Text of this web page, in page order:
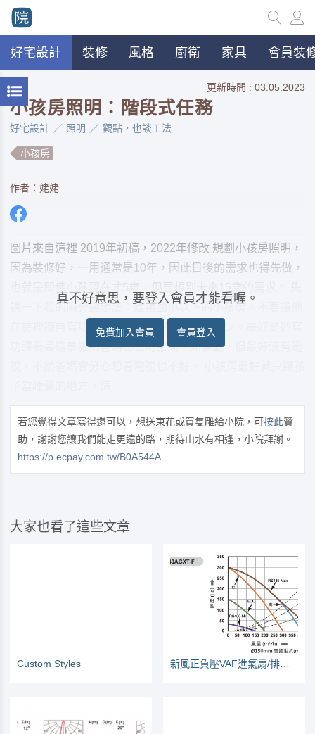
好宅設計 裝修 風格 廚衛 家具 會員裝
更新時間 : 03.05.2023
小孩房照明：階段式任務
好宅設計 照明 觀點，也談工法
小孩房
作者：姥姥
圖片來自這裡 2019年初稿，2022年修改 規劃小孩房照明，
因為裝修好，一用通常是10年，因此日後的需求也得先做，
講一下我的兩分錢想法：建議國小以下的小孩房，不要讓他
在房裡獨自寫功課，因為這樣親子互動會太少。最好是把寫
功課看書這事搬到爸媽也在的空間，如客廳，但最好沒有電
真不好意思，要登入會員才能看喔。
免費加入會員 會員登入
若您覺得文章寫得還可以，想送束花或買隻雕給小院，可按此贊
助，謝謝您讓我們能走更遠的路，期待山水有相逢，小院拜謝。
https://p.ecpay.com.tw/B0A544A
大家也看了這些文章
Custom Styles